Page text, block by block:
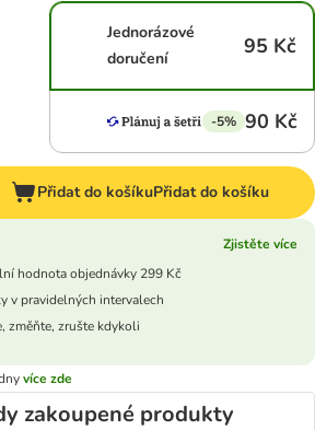
Jednorázové
doručení
95 Kč
-5% 90 Kč
Přidat do košíkuPřidat do košíku
Zjistěte více
hodnota objednávky 299 Kč
v pravidelných intervalech
změňte, zrušte kdykoli
více zde
zakoupené produkty